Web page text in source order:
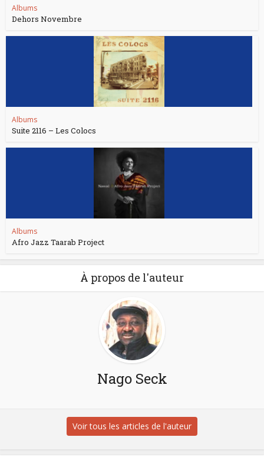
Albums
Dehors Novembre
Albums
Suite 2116 – Les Colocs
Albums
Afro Jazz Taarab Project
À propos de l'auteur
Nago Seck
Voir tous les articles de l'auteur